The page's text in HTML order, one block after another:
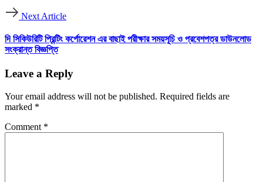
Next Article
দি সিকিউরিটি প্রিন্টিং কর্পোরেশন এর বাছাই পরীক্ষার সময়সূচি ও প্রবেশপত্র ডাউনলোড
সংক্রান্ত বিজ্ঞপ্তি
Leave a Reply
Your email address will not be published. Required fields are
marked *
Comment *